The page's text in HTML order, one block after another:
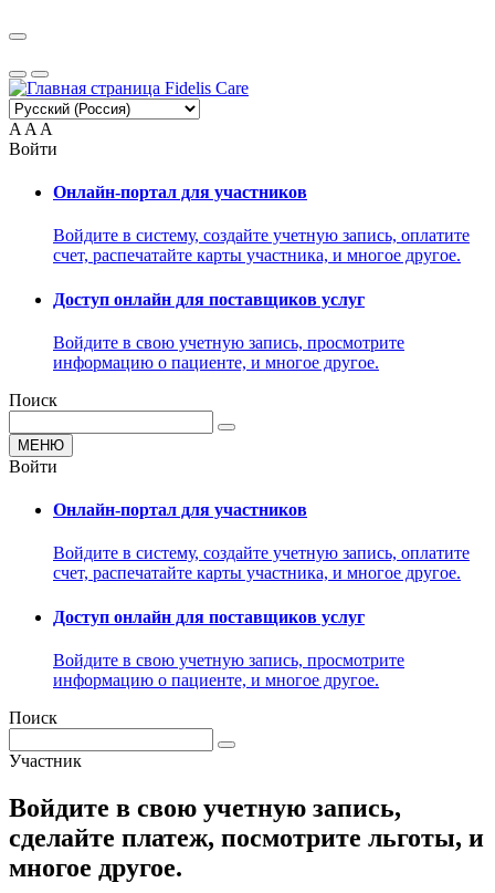
A A A
Войти
Онлайн-портал для участников
Войдите в систему, создайте учетную запись, оплатите
счет, распечатайте карты участника, и многое другое.
Доступ онлайн для поставщиков услуг
Войдите в свою учетную запись, просмотрите
информацию о пациенте, и многое другое.
Поиск
МЕНЮ
Войти
Онлайн-портал для участников
Войдите в систему, создайте учетную запись, оплатите
счет, распечатайте карты участника, и многое другое.
Доступ онлайн для поставщиков услуг
Войдите в свою учетную запись, просмотрите
информацию о пациенте, и многое другое.
Поиск
Участник
Войдите в свою учетную запись,
сделайте платеж, посмотрите льготы, и
многое другое.